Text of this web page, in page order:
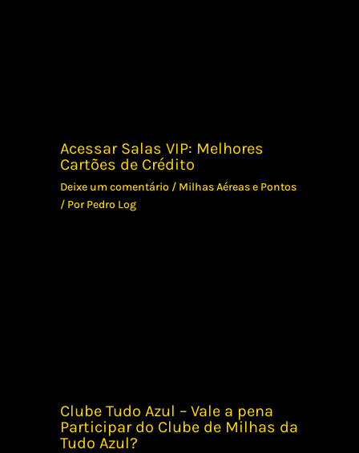
Acessar Salas VIP: Melhores
Cartões de Crédito
Deixe um comentário / Milhas Aéreas e Pontos
/ PorPedro Log
Clube Tudo Azul – Vale a pena
Participar do Clube de Milhas da
Tudo Azul?